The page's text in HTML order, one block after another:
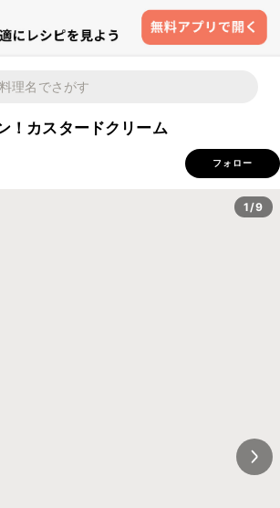
！カスタードクリーム
フォロー
1/9